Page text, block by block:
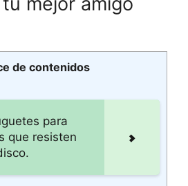
de contenidos
para
que resisten